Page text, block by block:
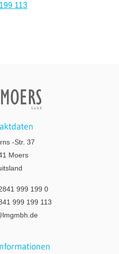
113
-Str. 37
Moers
999 199 0
999 199 113